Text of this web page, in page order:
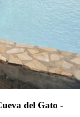
del Gato -